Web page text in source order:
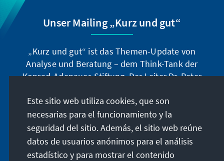
Unser Mailing „Kurz und gut“
„Kurz und gut“ ist das Themen-Update von
Analyse und Beratung – dem Think-Tank der
Konrad-Adenauer-Stiftung. Der Leiter Dr. Peter
Abständen in aller Kürze über Themen, die wir
für unsere nahe Zukunft für wichtig halten.
Jetzt abonnieren
Este sitio web utiliza cookies, que son
necesarias para el funcionamiento y la
seguridad del sitio. Además, el sitio web reúne
datos de usuarios anónimos para el análisis
estadístico y para mostrar el contenido